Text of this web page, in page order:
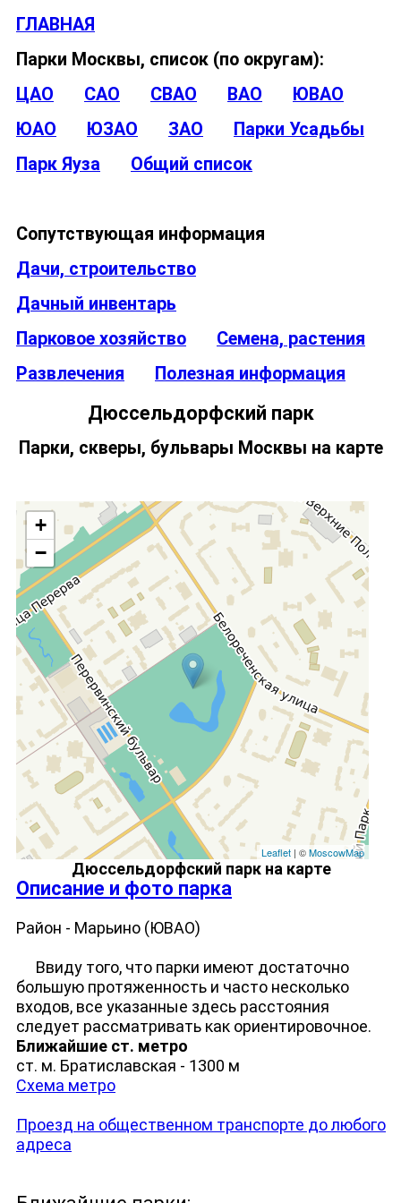
ГЛАВНАЯ
Парки Москвы, список (по округам):
ЦАО
САО СВАО ВАО
ЮВАО
ЮАО
ЮЗАО ЗАО
Парки Усадьбы
Парк Яуза
Общий список
Сопутствующая информация
Дачи, строительство
Дачный инвентарь
Парковое хозяйство
Семена, растения
Развлечения
Полезная информация
Дюссельдорфский парк
Парки, скверы, бульвары Москвы на карте
+
−
Leaflet| ©MoscowMap
Дюссельдорфский парк на карте
Описание и фото парка
Район - Марьино (ЮВАО)
Ввиду того, что парки имеют достаточно
большую протяженность и часто несколько
входов, все указанные здесь расстояния
следует рассматривать как ориентировочное.
Ближайшие ст. метро
ст. м. Братиславская - 1300 м
Схема метро
Проезд на общественном транспорте до любого
адреса